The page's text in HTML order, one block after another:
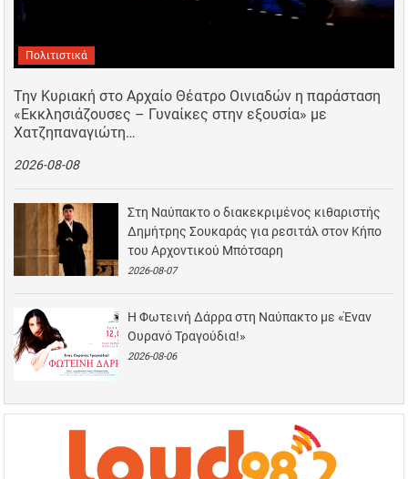
Πολιτιστικά
Την Κυριακή στο Αρχαίο Θέατρο Οινιαδών η παράσταση
«Εκκλησιάζουσες – Γυναίκες στην εξουσία» με
Χατζηπαναγιώτη…
2026-08-08
Στη Ναύπακτο ο διακεκριμένος κιθαριστής
Δημήτρης Σουκαράς για ρεσιτάλ στον Κήπο
του Αρχοντικού Μπότσαρη
2026-08-07
Η Φωτεινή Δάρρα στη Ναύπακτο με «Έναν
Ουρανό Τραγούδια!»
2026-08-06